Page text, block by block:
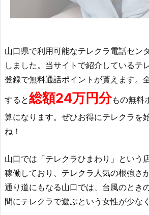
山口県で利用可能なテレクラ電話セン
しました。当サイトで紹介しているテ
登録で無料通話ポイントが貰えます。
すると総額24万円分もの無料
算になります。ぜひお得にテレクラを
ね！
山口では「テレクラひまわり」という
稼働しており、テレクラ人気の根強さ
通り道にもなる山口では、台風のとき
間にテレクラで遊ぶという女性が少な